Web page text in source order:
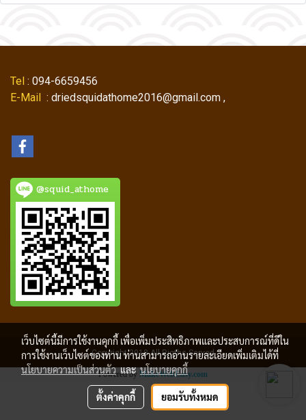
Tel : 094-6659456
E-Mail : driedsquidathome2016@gmail.com ,
@squid_athome
Copyright 2018 All Rigths Served
Powered by MakeWebEasy.com
เว็บไซต์นี้มีการใช้งานคุกกี้ เพื่อเพิ่มประสิทธิภาพและประสบการณ์ที่ดีใน
การใช้งานเว็บไซต์ของท่าน ท่านสามารถอ่านรายละเอียดเพิ่มเติมได้ที่
นโยบายความเป็นส่วนตัวและนโยบายคุกกี้
ตั้งค่าคุกกี้ ยอมรับทั้งหมด